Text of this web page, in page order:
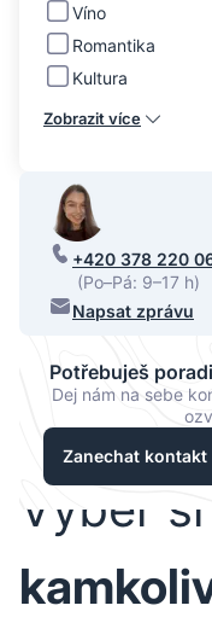
Víno
Romantika
Kultura
Zobrazit více
+420 378 220
(Po–Pá: 9–17 h)
Napsat zprávu
Potřebuješ
Dej nám na sebe
Zanechat kontakt
Vyber